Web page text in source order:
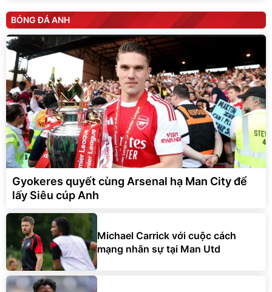
BÓNG ĐÁ ANH
Gyokeres quyết cùng Arsenal hạ Man City để
lấy Siêu cúp Anh
Michael Carrick với cuộc cách
mạng nhân sự tại Man Utd